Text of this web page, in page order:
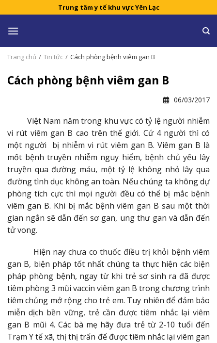
to
content
Trung tâm y tế khu vực Yên Lạc
Trang chủ / Tin tức / Cách phòng bệnh viêm gan B
Cách phòng bệnh viêm gan B
06/03/2017
Việt Nam năm trong khu vực có tỷ lệ người nhiễm
vi rút viêm gan B cao trên thế giới. Cứ 4 người thì có
một người bị nhiễm vi rút viêm gan B. Viêm gan B là
mốt bệnh truyền nhiễm nguy hiểm, bệnh chủ yếu lây
truyền qua đường máu, một tỷ lệ không nhỏ lây qua
đường tình dục không an toàn. Nếu chúng ta không dự
phòng tích cực thì mọi người đều có thể bị mắc bệnh
viêm gan B. Khi bị mắc bệnh viêm gan B sau một thời
gian ngắn sẽ dẫn đến sơ gan, ung thư gan và dẫn đến
tử vong.
Hiện nay chưa co thuốc điều trị khỏi bệnh viêm
gan B, biện pháp tốt nhất chúng ta thực hiện các biện
pháp phòng bệnh, ngay từ khi trẻ sơ sinh ra đã được
tiêm phòng 3 mũi vaccin viêm gan B trong chương trình
tiêm chủng mở rộng cho trẻ em. Tuy nhiên để đảm bảo
miễn dịch bền vững, trẻ cần được tiêm nhắc lại viêm
gan B mũi 4. Các bà mẹ hãy đưa trẻ từ 2-10 tuổi đến
Trạm Y tế xã, thị thị trấn để được tiêm nhắc lại viêm gan